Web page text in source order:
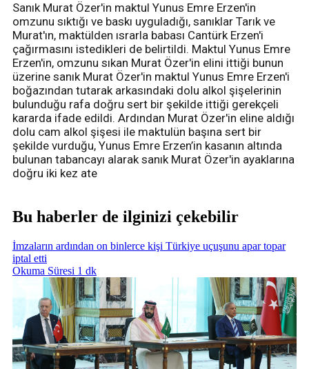
Sanık Murat Özer'in maktul Yunus Emre Erzen'in
omzunu sıktığı ve baskı uyguladığı, sanıklar Tarık ve
Murat'ın, maktülden ısrarla babası Cantürk Erzen'i
çağırmasını istedikleri de belirtildi. Maktul Yunus Emre
Erzen'in, omzunu sıkan Murat Özer'in elini ittiği bunun
üzerine sanık Murat Özer'in maktul Yunus Emre Erzen'i
boğazından tutarak arkasındaki dolu alkol şişelerinin
bulunduğu rafa doğru sert bir şekilde ittiği gerekçeli
kararda ifade edildi. Ardından Murat Özer'in eline aldığı
dolu cam alkol şişesi ile maktulün başına sert bir
şekilde vurduğu, Yunus Emre Erzen’in kasanın altında
bulunan tabancayı alarak sanık Murat Özer'in ayaklarına
doğru iki kez ate
Bu haberler de ilginizi çekebilir
İmzaların ardından on binlerce kişi Türkiye uçuşunu apar topar
iptal etti
Okuma Süresi 1 dk